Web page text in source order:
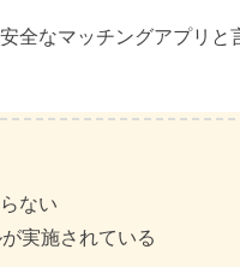
全なマッチングアプリ
ない
実施されている